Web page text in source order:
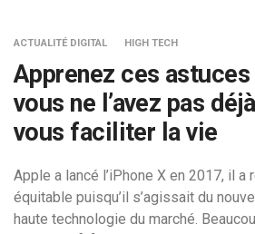
ACTUALITÉ DIGITAL HIGH TECH
Apprenez ces
vous ne l’avez pas
vous faciliter la vie
Apple a lancé l’iPhone X en 2017, il a
équitable puisqu’il s’agissait du
haute technologie du marché.